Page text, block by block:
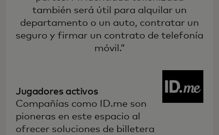
también será útil para alquilar un
departamento o un auto, contratar un
seguro y firmar un contrato de telefonía
móvil.”
Jugadores activos
Compañías como ID.me son
pioneras en este espacio al
ofrecer soluciones de billetera